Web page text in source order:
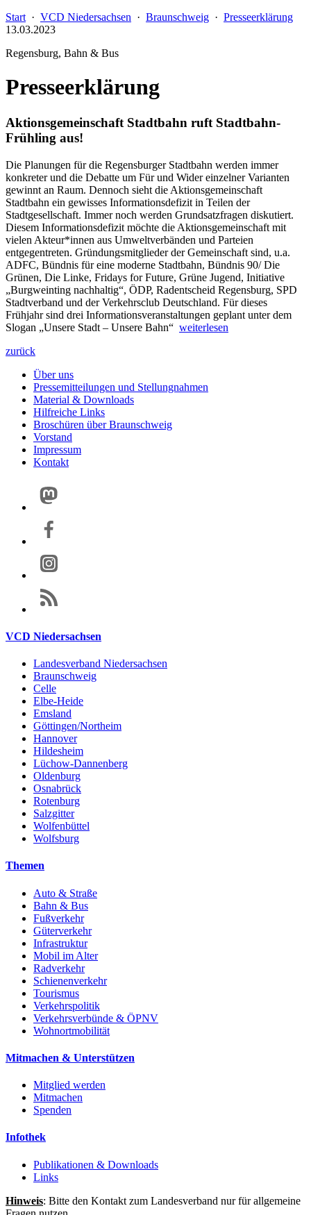
Start · VCD Niedersachsen · Braunschweig · Presseerklärung
13.03.2023
Regensburg, Bahn & Bus
Presseerklärung
Aktionsgemeinschaft Stadtbahn ruft Stadtbahn-
Frühling aus!
Die Planungen für die Regensburger Stadtbahn werden immer
konkreter und die Debatte um Für und Wider einzelner Varianten
gewinnt an Raum. Dennoch sieht die Aktionsgemeinschaft
Stadtbahn ein gewisses Informationsdefizit in Teilen der
Stadtgesellschaft. Immer noch werden Grundsatzfragen diskutiert.
Diesem Informationsdefizit möchte die Aktionsgemeinschaft mit
vielen Akteur*innen aus Umweltverbänden und Parteien
entgegentreten. Gründungsmitglieder der Gemeinschaft sind, u.a.
ADFC, Bündnis für eine moderne Stadtbahn, Bündnis 90/ Die
Grünen, Die Linke, Fridays for Future, Grüne Jugend, Initiative
„Burgweinting nachhaltig“, ÖDP, Radentscheid Regensburg, SPD
Stadtverband und der Verkehrsclub Deutschland. Für dieses
Frühjahr sind drei Informationsveranstaltungen geplant unter dem
Slogan „Unsere Stadt – Unsere Bahn“ weiterlesen
zurück
Über uns
Pressemitteilungen und Stellungnahmen
Material & Downloads
Hilfreiche Links
Broschüren über Braunschweig
Vorstand
Impressum
Kontakt
VCD Niedersachsen
Landesverband Niedersachsen
Braunschweig
Celle
Elbe-Heide
Emsland
Göttingen/Northeim
Hannover
Hildesheim
Lüchow-Dannenberg
Oldenburg
Osnabrück
Rotenburg
Salzgitter
Wolfenbüttel
Wolfsburg
Themen
Auto & Straße
Bahn & Bus
Fußverkehr
Güterverkehr
Infrastruktur
Mobil im Alter
Radverkehr
Schienenverkehr
Tourismus
Verkehrspolitik
Verkehrsverbünde & ÖPNV
Wohnortmobilität
Mitmachen & Unterstützen
Mitglied werden
Mitmachen
Spenden
Infothek
Publikationen & Downloads
Links
Hinweis: Bitte den Kontakt zum Landesverband nur für allgemeine